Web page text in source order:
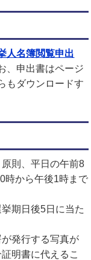
人名簿閲覧申出
、申出書はページ
もダウンロードす
則、平日の午前8
時から午後1時まで
期日後5日に当た
発行する写真が
明書に代えるこ